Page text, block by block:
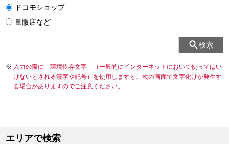
ドコモショップ
量販店など
検索
入力の際に「環境依存文字」（一般的にインターネットにおいて使ってはい
けないとされる漢字や記号）を使用しますと、次の画面で文字化けが発生す
る場合がありますのでご注意ください。
エリアで検索